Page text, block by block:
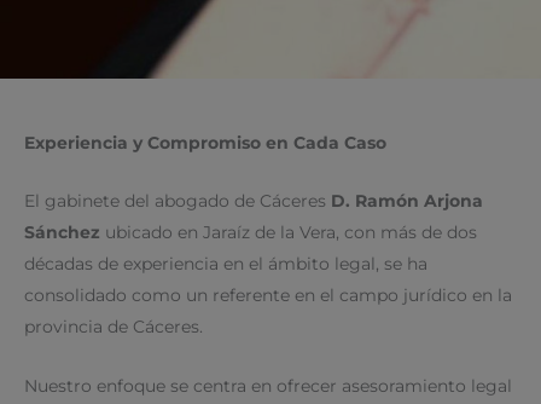
Experiencia y Compromiso en Cada Caso
El gabinete del abogado de Cáceres D. Ramón Arjona
Sánchez ubicado en Jaraíz de la Vera, con más de dos
décadas de experiencia en el ámbito legal, se ha
consolidado como un referente en el campo jurídico en la
provincia de Cáceres.
Nuestro enfoque se centra en ofrecer asesoramiento legal